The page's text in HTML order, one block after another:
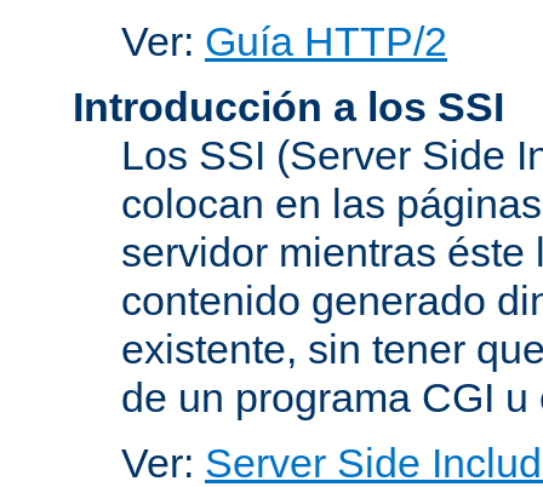
Ver: Guía HTTP/2
Introducción a los SSI
Los SSI (Server Side
colocan en las
servidor mientras
contenido generado
existente, sin tener
de un programa CGI
Ver: Server Side